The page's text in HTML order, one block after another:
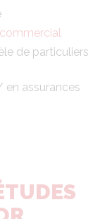
de particuliers
en assurances